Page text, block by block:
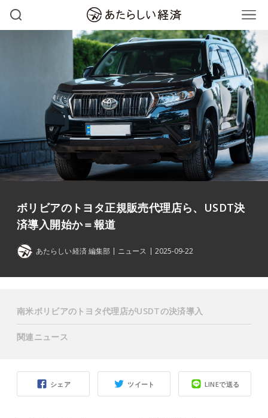
ボリビアのトヨタ正規販売代理店ら、USDT決
済導入開始か＝報道
あたらしい経済 編集部 ニュース 2025-09-22
シェア ツイート LINEで送る
南米ボリビアのトヨタ代理店がUSDTの決済導入
関連ニュース